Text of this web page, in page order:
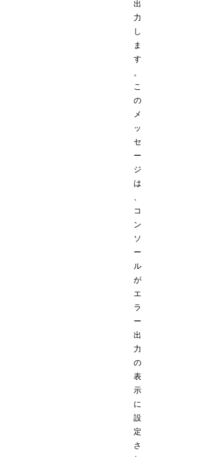
出
力
し
ま
す
。
こ
の
メ
ッ
セ
ー
ジ
は
、
コ
ン
ソ
ー
ル
が
エ
ラ
ー
出
力
の
表
示
に
設
定
さ